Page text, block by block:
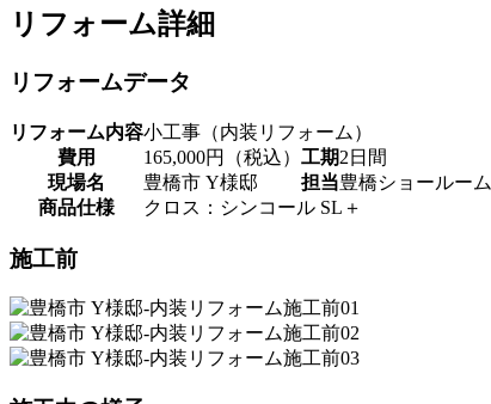
リフォーム詳細
リフォームデータ
リフォーム内容小工事（内装リフォーム）
費用
165,000円（税込） 工期2日間
現場名
豊橋市 Y様邸 担当豊橋ショールーム
商品仕様
クロス：シンコール SL＋
施工前